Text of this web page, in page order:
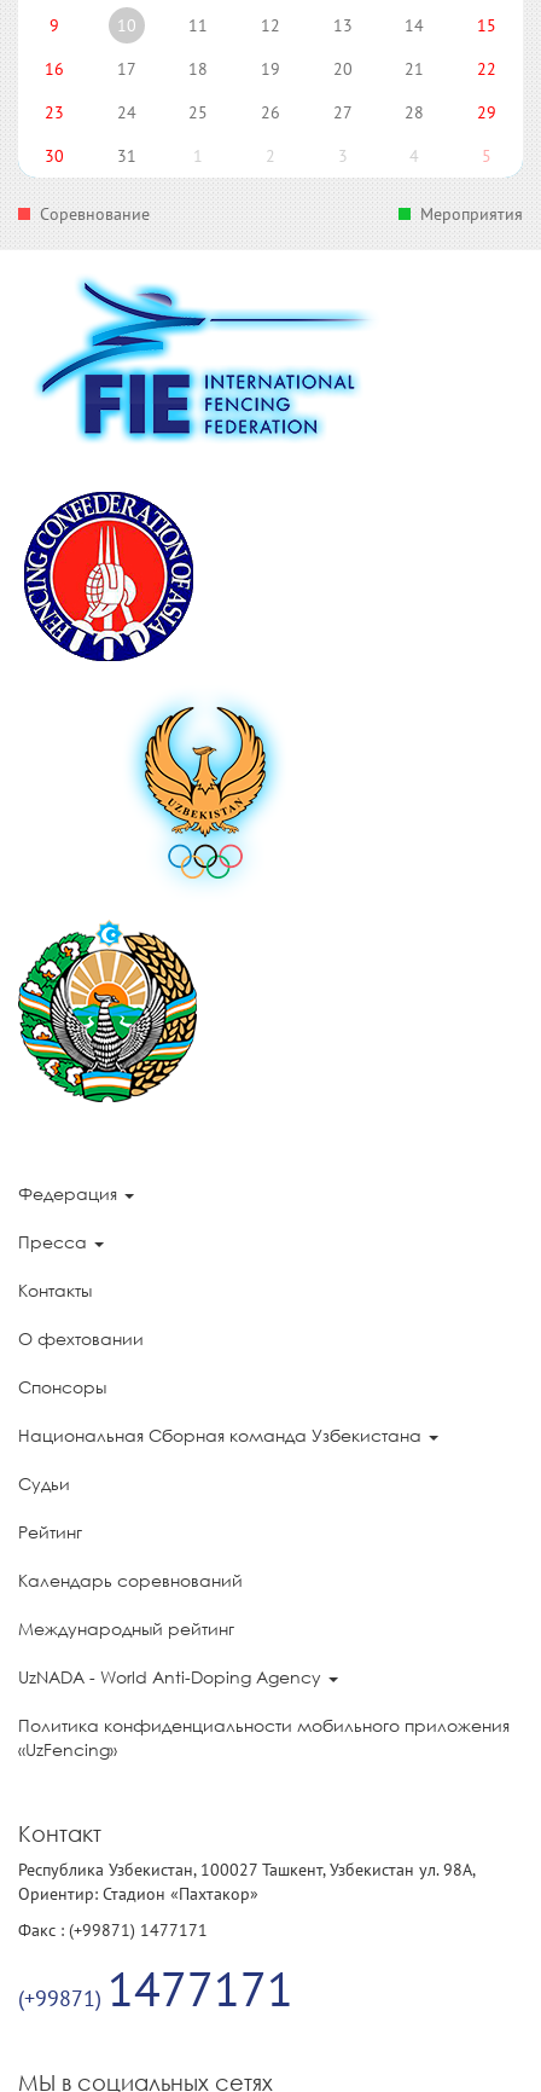
9
10 11 12 13 14
15
16
17 18 19 20 21
22
23
24 25 26 27 28
29
30
31 1 2 3 4 5
Соревнование Мероприятия
Федерация
Пресса
Контакты
О фехтовании
Спонсоры
Национальная Сборная команда Узбекистана
Судьи
Рейтинг
Календарь соревнований
Международный рейтинг
UzNADA - World Anti-Doping Agency
Политика конфиденциальности мобильного приложения
«UzFencing»
Контакт
Республика Узбекистан, 100027 Ташкент, Узбекистан ул. 98А,
Ориентир: Стадион «Пахтакор»
Факс : (+99871) 1477171
(+99871) 1477171
МЫ в социальных сетях